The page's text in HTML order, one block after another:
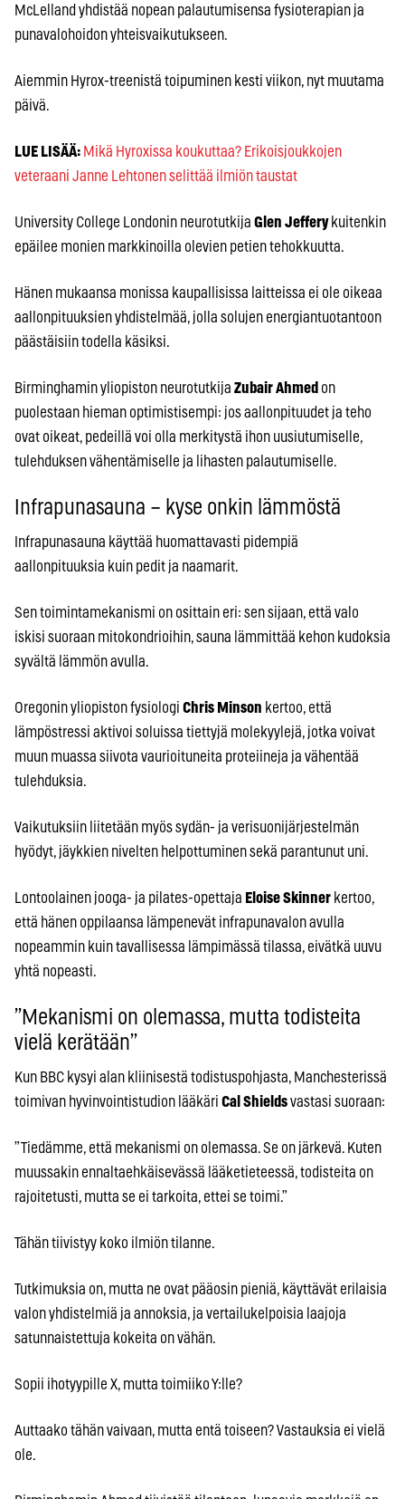
McLelland yhdistää nopean palautumisensa fysioterapian ja
punavalohoidon yhteisvaikutukseen.
Aiemmin Hyrox-treenistä toipuminen kesti viikon, nyt muutama
päivä.
LUE LISÄÄ: Mikä Hyroxissa koukuttaa? Erikoisjoukkojen
veteraani Janne Lehtonen selittää ilmiön taustat
University College Londonin neurotutkija Glen Jefferykuitenkin
epäilee monien markkinoilla olevien petien tehokkuutta.
Hänen mukaansa monissa kaupallisissa laitteissa ei ole oikeaa
aallonpituuksien yhdistelmää, jolla solujen energiantuotantoon
päästäisiin todella käsiksi.
Birminghamin yliopiston neurotutkija Zubair Ahmed on
puolestaan hieman optimistisempi: jos aallonpituudet ja teho
ovat oikeat, pedeillä voi olla merkitystä ihon uusiutumiselle,
tulehduksen vähentämiselle ja lihasten palautumiselle.
Infrapunasauna – kyse onkin lämmöstä
Infrapunasauna käyttää huomattavasti pidempiä
aallonpituuksia kuin pedit ja naamarit.
Sen toimintamekanismi on osittain eri: sen sijaan, että valo
iskisi suoraan mitokondrioihin, sauna lämmittää kehon kudoksia
syvältä lämmön avulla.
Oregonin yliopiston fysiologi Chris Minson kertoo, että
lämpöstressi aktivoi soluissa tiettyjä molekyylejä, jotka voivat
muun muassa siivota vaurioituneita proteiineja ja vähentää
tulehduksia.
Vaikutuksiin liitetään myös sydän- ja verisuonijärjestelmän
hyödyt, jäykkien nivelten helpottuminen sekä parantunut uni.
Lontoolainen jooga- ja pilates-opettaja Eloise Skinner kertoo,
että hänen oppilaansa lämpenevät infrapunavalon avulla
nopeammin kuin tavallisessa lämpimässä tilassa, eivätkä uuvu
yhtä nopeasti.
”Mekanismi on olemassa, mutta todisteita
vielä kerätään”
Kun BBC kysyi alan kliinisestä todistuspohjasta, Manchesterissä
toimivan hyvinvointistudion lääkäri Cal Shieldsvastasi suoraan:
”Tiedämme, että mekanismi on olemassa. Se on järkevä. Kuten
muussakin ennaltaehkäisevässä lääketieteessä, todisteita on
rajoitetusti, mutta se ei tarkoita, ettei se toimi.”
Tähän tiivistyy koko ilmiön tilanne.
Tutkimuksia on, mutta ne ovat pääosin pieniä, käyttävät erilaisia
valon yhdistelmiä ja annoksia, ja vertailukelpoisia laajoja
satunnaistettuja kokeita on vähän.
Sopii ihotyypille X, mutta toimiiko Y:lle?
Auttaako tähän vaivaan, mutta entä toiseen? Vastauksia ei vielä
ole.